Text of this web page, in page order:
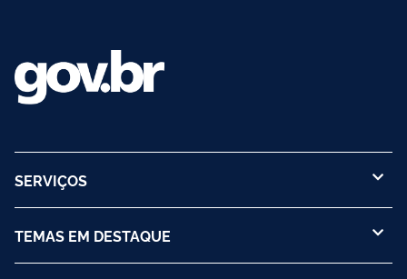
SERVIÇOS
TEMAS EM DESTAQUE